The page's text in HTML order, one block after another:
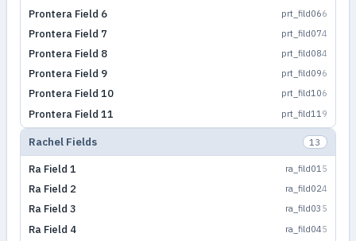
Prontera Field 6
prt_fild066
Prontera Field 7 prt_fild074
Prontera Field 8 prt_fild084
Prontera Field 9 prt_fild096
Prontera Field 10 prt_fild106
Prontera Field 11 prt_fild11 9
Rachel Fields 13
Ra Field 1 ra_fild015
Ra Field 2 ra_fild024
Ra Field 3 ra_fild03 5
Ra Field 4 ra_fild045